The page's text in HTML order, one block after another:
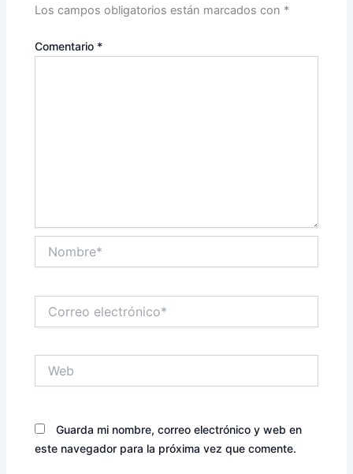
Los campos obligatorios están marcados con *
Comentario *
electrónico*
Guarda mi nombre, correo electrónico y web en
este navegador para la próxima vez que comente.